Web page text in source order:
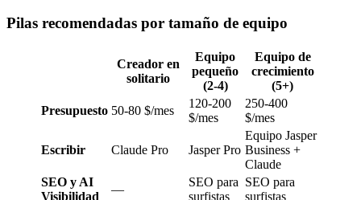
Pilas recomendadas por tamaño de equipo
Creador en
solitario
Equipo
pequeño
(2-4)
Equipo de
crecimiento
(5+)
Presupuesto 50-80 $/mes
120-200
$/mes
250-400
$/mes
Escribir Claude Pro Jasper Pro
Equipo Jasper
Business +
Claude
SEO y AI
Visibilidad
—
SEO para
surfistas
SEO para
surfistas